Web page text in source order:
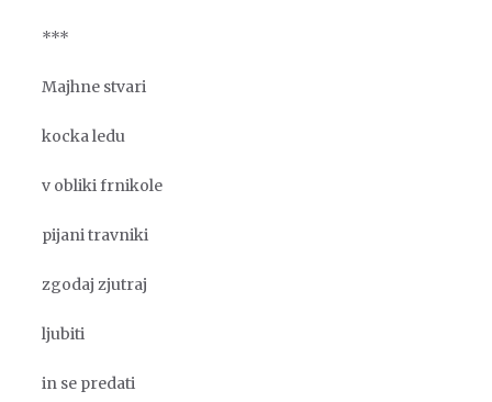
***
Majhne stvari
kocka ledu
v obliki frnikole
pijani travniki
zgodaj zjutraj
ljubiti
in se predati